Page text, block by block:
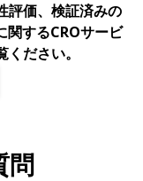
評価、検証済みの
関するCROサービ
ださい。
問